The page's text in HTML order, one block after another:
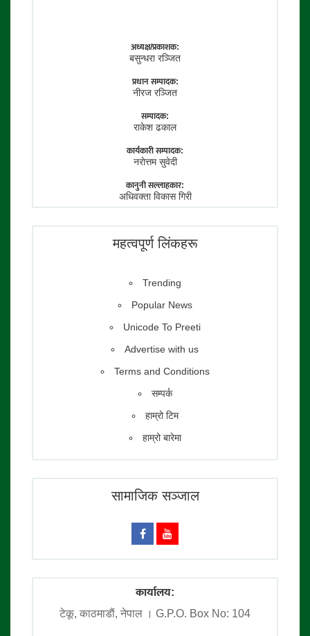
अध्यक्ष/प्रकाशक:
बसुन्धरा रञ्जित
प्रधान सम्पादक:
नीरज रञ्जित
सम्पादक:
राकेश ढकाल
कार्यकारी सम्पादक:
नराेत्तम सुवेदी
कानुनी सल्लाहकार:
अधिवक्ता विकास गिरी
महत्वपूर्ण लिंकहरू
Trending
Popular News
Unicode To Preeti
Advertise with us
Terms and Conditions
सम्पर्क
हाम्रो टिम
हाम्रो बारेमा
सामाजिक सञ्जाल
कार्यालय:
टेकू, काठमाडाैं, नेपाल । G.P.O. Box No: 104